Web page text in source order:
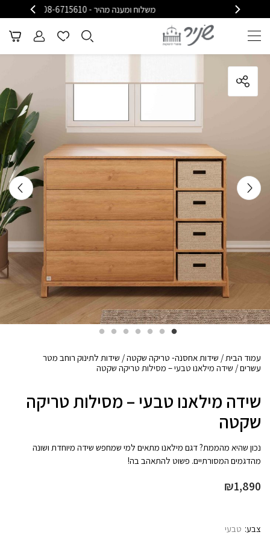
משלוח ומענה מהיר - 08-6715610
עמוד הבית/ שידות אחסנה- טריקה שקטה/ שידות לתינוק רוחב מטר
עשרים/ שידה מילאנו טבעי – מסילות טריקה שקטה
שידה מילאנו טבעי – מסילות טריקה
שקטה
נכון שהיא מהממת? דגם מילאנו מתאים למי שמחפש שידה מיוחדת ושונה
מהדגמים המסורתיים. פשוט להתאהב בה!
₪1,890
צבע טבעי